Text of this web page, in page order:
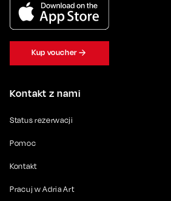
Kontakt z nami
Status rezerwacji
Pomoc
Kontakt
Pracuj w Adria Art
Kup voucher